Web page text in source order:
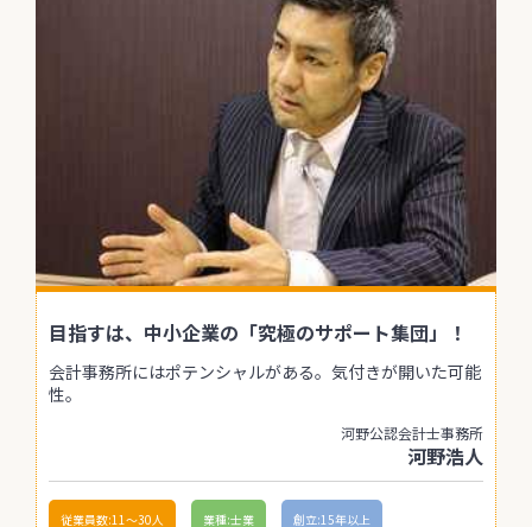
目指すは、中小企業の「究極のサポート集団」！
会計事務所にはポテンシャルがある。気付きが開いた可能
性。
河野公認会計士事務所
河野浩人
従業員数:11〜30人 業種:士業 創立:15年以上